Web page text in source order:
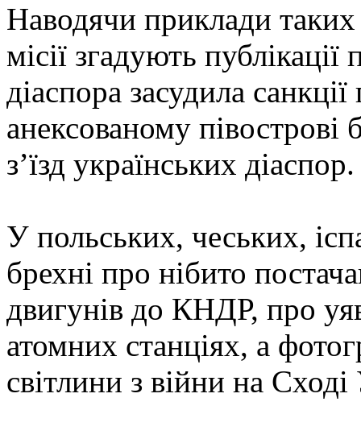
Наводячи приклади
місії згадують
діаспора засудила
анексованому
з’їзд українських діаспор.
У польських, чеських,
брехні про нібито
двигунів до КНДР, про
атомних станціях, а
світлини з війни на